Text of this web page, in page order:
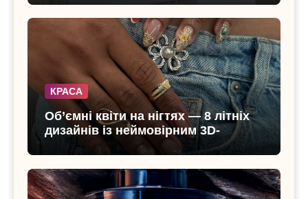
КРАСА
Об’ємні квіти на нігтях — 8 літніх
дизайнів із неймовірним 3D-